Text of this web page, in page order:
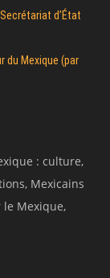
d’État
du Mexique (par
: culture,
Mexicains
le Mexique,